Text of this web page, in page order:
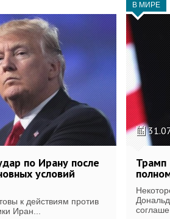
по Ирану после
условий
к действиям против
Иран...
В МИРЕ
Трамп